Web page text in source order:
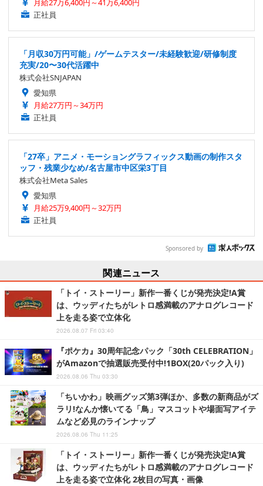
月給27万6,400円～41万6,400円
正社員
「月収30万円可能」/ゲームテスター/未経験歓迎/研修制度
充実/20〜30代活躍中
株式会社SNJAPAN
愛知県
月給27万円～34万円
正社員
「27卒」アニメ・モーショングラフィックス動画の制作スタ
ッフ・残業少なめ/名古屋市中区栄3丁目
株式会社Meta Sales
愛知県
月給25万9,400円～32万円
正社員
Sponsored by
関連ニュース
「トイ・ストーリー」新作一番くじが発売決定!A賞
は、ウッディたちがレトロ感満載のアナログレコード
上を走る姿で立体化
2026.08.07 Fri 03:40
『ポケカ』30周年記念パック「30th CELEBRATION」
がAmazonで抽選販売受付中!1BOX(20パック入り)
2026.08.06 Thu 03:30
「ちいかわ」映画グッズ第3弾ほか、多数の新商品がズ
ラリ!なんか懐いてる「鳥」マスコットや場面写アイテ
ムなど必見のラインナップ
2026.08.06 Thu 11:25
「トイ・ストーリー」新作一番くじが発売決定!A賞
は、ウッディたちがレトロ感満載のアナログレコード
上を走る姿で立体化 2枚目の写真・画像